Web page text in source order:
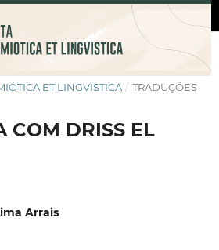
ET LINGVÍSTICA / TRADUÇÕES
COM DRISS EL
Arrais